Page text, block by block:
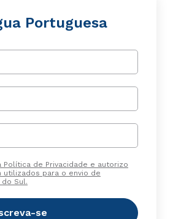
Portuguesa
de Privacidade e autorizo
utilizados para o envio de
Sul.
se